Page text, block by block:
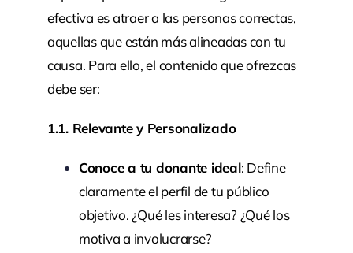
efectiva es atraer a las personas correctas,
aquellas que están más alineadas con tu
causa. Para ello, el contenido que ofrezcas
debe ser:
1.1. Relevante y Personalizado
Conoce a tu donante ideal: Define
claramente el perfil de tu público
objetivo. ¿Qué les interesa? ¿Qué los
motiva a involucrarse?